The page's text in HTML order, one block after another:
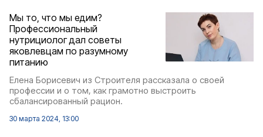
Мы то, что мы едим?
Профессиональный
нутрициолог дал советы
яковлевцам по разумному
питанию
Елена Борисевич из Строителя рассказала о своей
профессии и о том, как грамотно выстроить
сбалансированный рацион.
30 марта 2024, 13:00